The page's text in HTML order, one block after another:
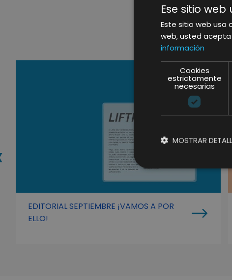
EDITORIAL SEPTIEMBRE ¡VAMOS A POR
ELLO!
Ese sitio web
Este sitio web usa
web, usted
información
Cookies
estrictamente
necesarias
MOSTRAR